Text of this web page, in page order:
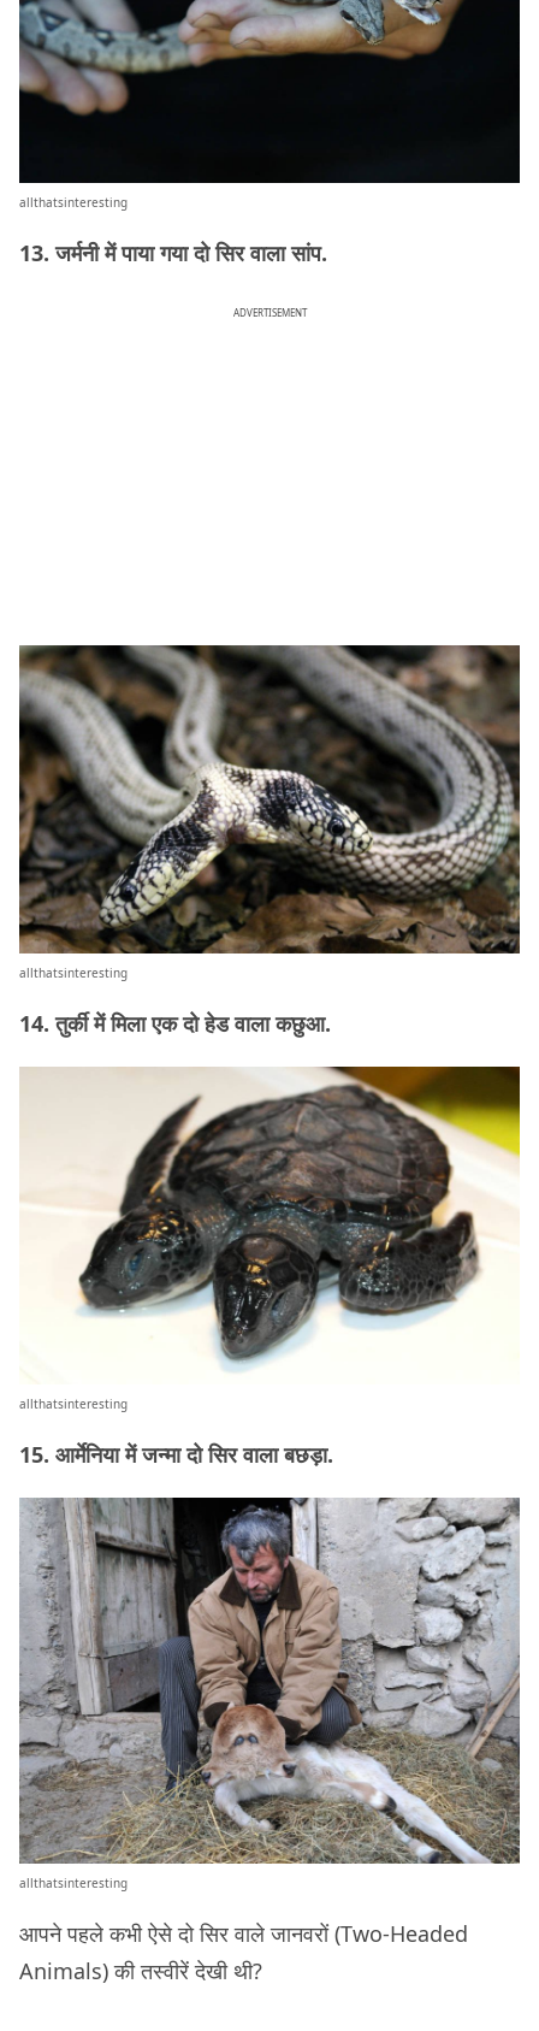
allthatsinteresting
13. जर्मनी में पाया गया दो सिर वाला सांप.
ADVERTISEMENT
allthatsinteresting
14. तुर्की में मिला एक दो हेड वाला कछुआ.
allthatsinteresting
15. आर्मेनिया में जन्मा दो सिर वाला बछड़ा.
allthatsinteresting
आपने पहले कभी ऐसे दो सिर वाले जानवरों (Two-Headed
Animals) की तस्वीरें देखी थी?